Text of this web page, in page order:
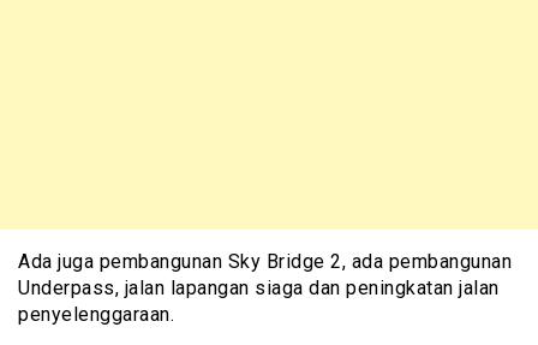
Ada juga pembangunan Sky Bridge 2, ada pembangunan
Underpass, jalan lapangan siaga dan peningkatan jalan
penyelenggaraan.